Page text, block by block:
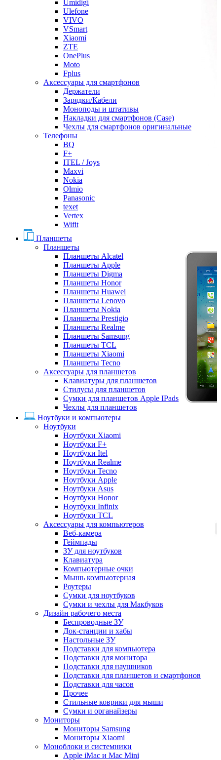
Umidigi
Ulefone
VIVO
VSmart
Xiaomi
ZTE
OnePlus
Moto
Fplus
Аксессуары для смартфонов
Держатели
Зарядки/Кабели
Моноподы и штативы
Накладки для смартфонов (Case)
Чехлы для смартфонов оригинальные
Телефоны
BQ
F+
ITEL / Joys
Maxvi
Nokia
Olmio
Panasonic
texet
Vertex
Wifit
Планшеты
Планшеты
Планшеты Alcatel
Планшеты Apple
Планшеты Digma
Планшеты Honor
Планшеты Huawei
Планшеты Lenovo
Планшеты Nokia
Планшеты Prestigio
Планшеты Realme
Планшеты Samsung
Планшеты TCL
Планшеты Xiaomi
Планшеты Tecno
Аксессуары для планшетов
Клавиатуры для планшетов
Стилусы для планшетов
Сумки для планшетов Apple IPads
Чехлы для планшетов
Ноутбуки и компьютеры
Ноутбуки
Ноутбуки Xiaomi
Ноутбуки F+
Ноутбуки Itel
Ноутбуки Realme
Ноутбуки Tecno
Ноутбуки Apple
Ноутбуки Asus
Ноутбуки Honor
Ноутбуки Infinix
Ноутбуки TCL
Аксессуары для компьютеров
Веб-камера
Геймпады
ЗУ для ноутбуков
Клавиатура
Компьютерные очки
Мышь компьютерная
Роутеры
Сумки для ноутбуков
Сумки и чехлы для Макбуков
Дизайн рабочего места
Беспроводные ЗУ
Док-станции и хабы
Настольные ЗУ
Подставки для компьютера
Подставки для монитора
Подставки для наушников
Подставки для планшетов и смартфонов
Подставки для часов
Прочее
Стильные коврики для мыши
Сумки и органайзеры
Мониторы
Мониторы Samsung
Мониторы Xiaomi
Моноблоки и системники
Apple iMac и Mac Mini